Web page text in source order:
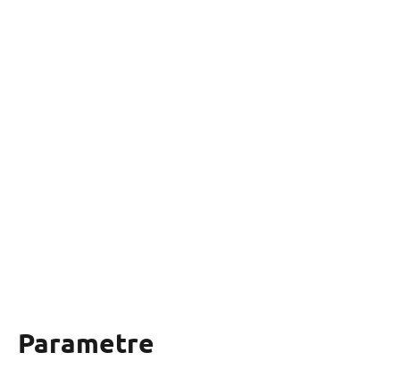
Parametre